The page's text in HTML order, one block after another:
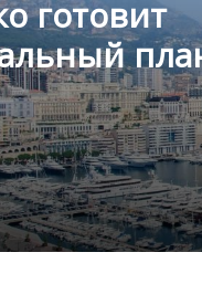
готовит
что